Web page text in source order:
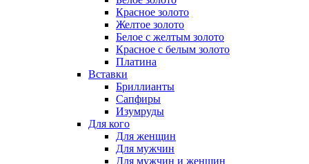
Красное золото
Желтое золото
Белое с желтым золото
Красное с белым золото
Платина
Вставки
Бриллианты
Сапфиры
Изумруды
Для кого
Для женщин
Для мужчин
Для мужчин и женщин